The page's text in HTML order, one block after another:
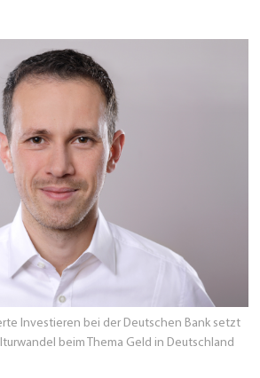
Investieren bei der Deutschen Bank setzt
beim Thema Geld in Deutschland